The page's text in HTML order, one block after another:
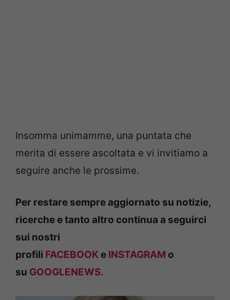
Insomma unimamme, una puntata che
merita di essere ascoltata e vi invitiamo a
seguire anche le prossime.
Per restare sempre aggiornato su notizie,
ricerche e tanto altro continua a seguirci
sui nostri
profili FACEBOOK e INSTAGRAM o
su GOOGLENEWS.